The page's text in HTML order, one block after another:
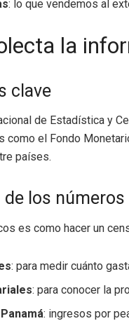
: lo que vendemos al
la
clave
de Estadística y
como el Fondo
países.
de los números
es como hacer un
: para medir cuánto
: para conocer la
: ingresos por